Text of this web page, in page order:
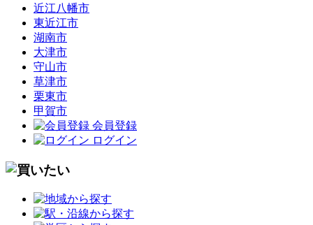
近江八幡市
東近江市
湖南市
大津市
守山市
草津市
栗東市
甲賀市
会員登録
ログイン